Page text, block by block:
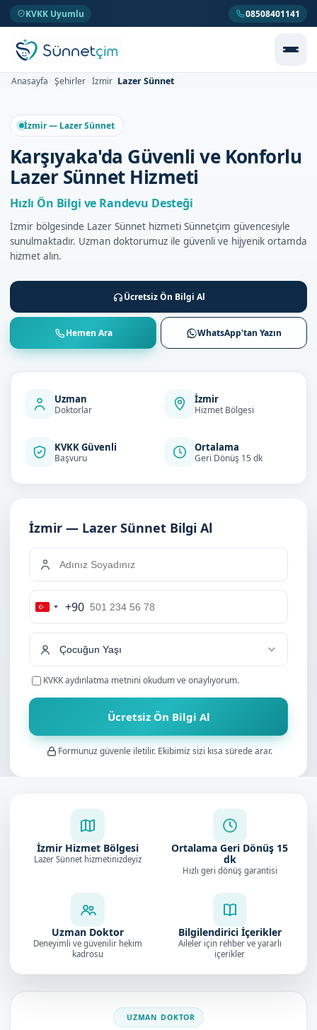
KVKK Uyumlu 08508401141
Anasayfa Şehirler İzmir Lazer Sünnet
İzmir — Lazer Sünnet
Karşıyaka'da Güvenli ve Konforlu
Lazer Sünnet Hizmeti
Hızlı Ön Bilgi ve Randevu Desteği
İzmir bölgesinde Lazer Sünnet hizmeti Sünnetçim güvencesiyle
sunulmaktadır. Uzman doktorumuz ile güvenli ve hijyenik ortamda
hizmet alın.
Ücretsiz Ön Bilgi Al
Hemen Ara WhatsApp'tan Yazın
Uzman
Doktorlar
İzmir
Hizmet Bölgesi
KVKK Güvenli
Başvuru
Ortalama
Geri Dönüş 15 dk
İzmir — Lazer Sünnet Bilgi Al
Turkey
+90
+90
KVKK aydınlatma metnini okudum ve onaylıyorum.
Ücretsiz Ön Bilgi Al
Formunuz güvenle iletilir. Ekibimiz sizi kısa sürede arar.
İzmir Hizmet Bölgesi
Lazer Sünnet hizmetinizdeyiz
Ortalama Geri Dönüş 15
dk
Hızlı geri dönüş garantisi
Uzman Doktor
Deneyimli ve güvenilir hekim
kadrosu
Bilgilendirici İçerikler
Aileler için rehber ve yararlı
içerikler
Doktorumuz